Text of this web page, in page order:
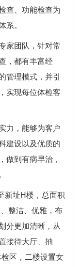
查、功能检查为
系。
团队，针对常
，都有丰富经
管理模式，并引
实现每位体检客
，能够为客户
建设以及优质的
做到有病早治，
址H楼，总面积
整洁、优雅，布
分更加清晰，从
接待大厅、抽
区，二楼设置女